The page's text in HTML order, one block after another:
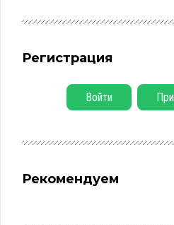
Регистрация
Войти
Рекомендуем